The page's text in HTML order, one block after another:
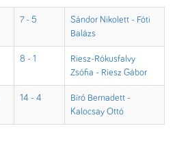
7 - 5
Sándor Nikolett - Fóti
Balázs
8 - 1
Riesz-Rókusfalvy
Zsófia - Riesz Gábor
14 - 4
Bíró Bernadett -
Kalocsay Ottó